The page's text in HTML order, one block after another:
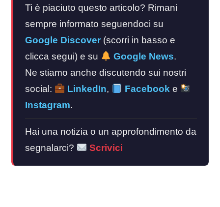
Ti è piaciuto questo articolo? Rimani
sempre informato seguendoci su
Google Discover (scorri in basso e
clicca segui) e su
Google News.
Ne stiamo anche discutendo sui nostri
social:
LinkedIn, Facebook e
Instagram.
Hai una notizia o un approfondimento da
segnalarci?
Scrivici